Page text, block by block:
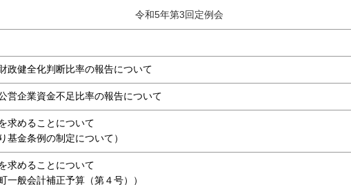
令和5年第3回定例会
政健全化判断比率の報告について
営企業資金不足比率の報告について
求めることについて
基金条例の制定について）
求めることについて
一般会計補正予算（第４号））